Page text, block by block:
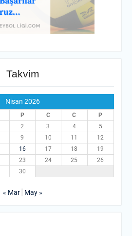
Takvim
Nisan 2026
P C C
P
2 3 4
5
9 10 11
12
16 17 18
19
23 24 25
26
30
« Mar May »